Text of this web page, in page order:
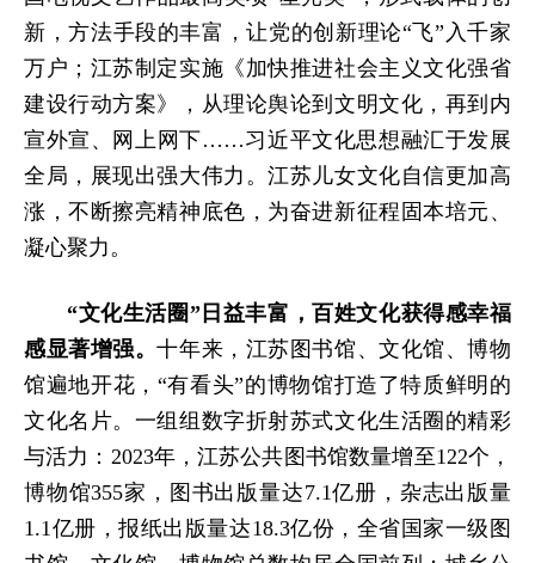
新 ，方法手段的丰富，让党的创新理论“飞”入千家
万户 ；江苏制定实施《加快推进社会主义文化强省
建设行动方案》，从理论舆论到文明文化，再到内
宣外宣、网上网下……习近平文化思想融汇于发展
全局，展现出强大伟力。江苏儿女文化自信更加高
涨，不断擦亮精神底色，为奋进新征程固本培元、
凝心聚力。
“文化生活圈”日益丰富，百姓文化获得感幸福
感显著增强。十年来，江苏图书馆、文化馆、博物
馆遍地开花，“有看头”的博物馆打造了特质鲜明的
文化名片。一组组数字折射苏式文化生活圈的精彩
与活力：2023年，江苏公共图书馆数量增至122个，
博物馆355家，图书出版量达7.1亿册，杂志出版量
1.1亿册，报纸出版量达18.3亿份，全省国家一级图